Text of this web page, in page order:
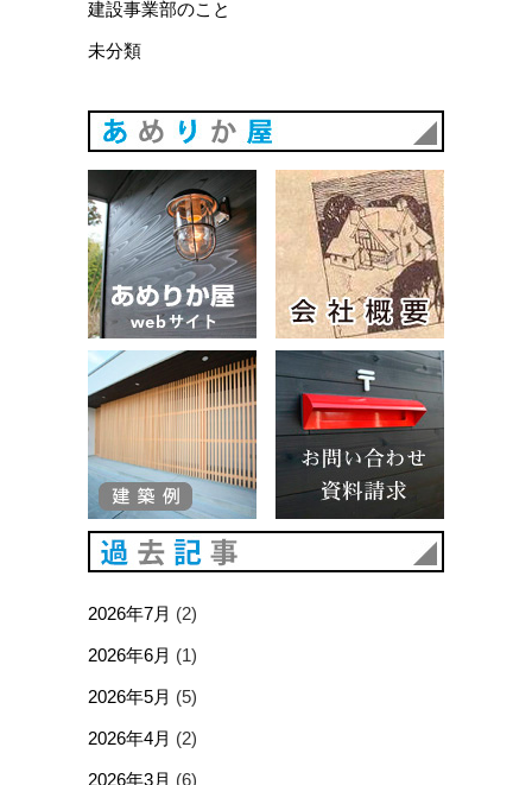
建設事業部のこと
未分類
あめりか屋WEBサイト
2026年7月 (2)
2026年6月 (1)
2026年5月 (5)
2026年4月 (2)
2026年3月 (6)